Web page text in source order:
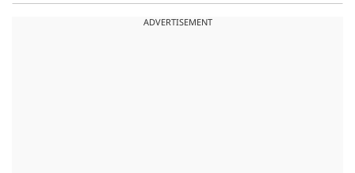
ADVERTISEMENT